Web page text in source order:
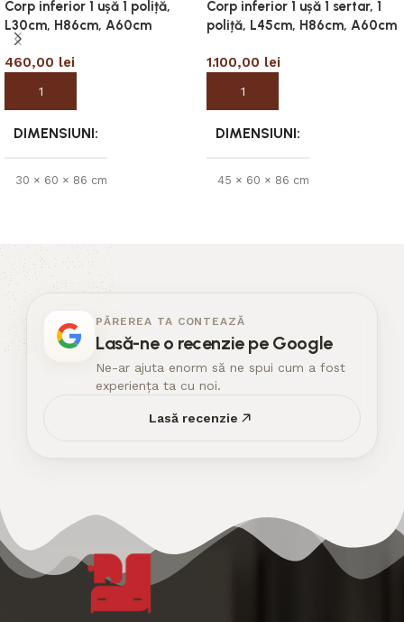
Corp inferior 1 ușă 1 poliță,
L30cm, H86cm, A60cm
460,00 lei
Adaugă în coș
DIMENSIUNI
30 × 60 × 86 cm
Corp inferior 1 ușă 1 sertar, 1
poliță, L45cm, H86cm, A60cm
1.100,00 lei
Adaugă în coș
DIMENSIUNI
45 × 60 × 86 cm
PĂREREA TA CONTEAZĂ
Lasă-ne o recenzie pe Google
Ne-ar ajuta enorm să ne spui cum a fost
experiența ta cu noi.
Lasă recenzie